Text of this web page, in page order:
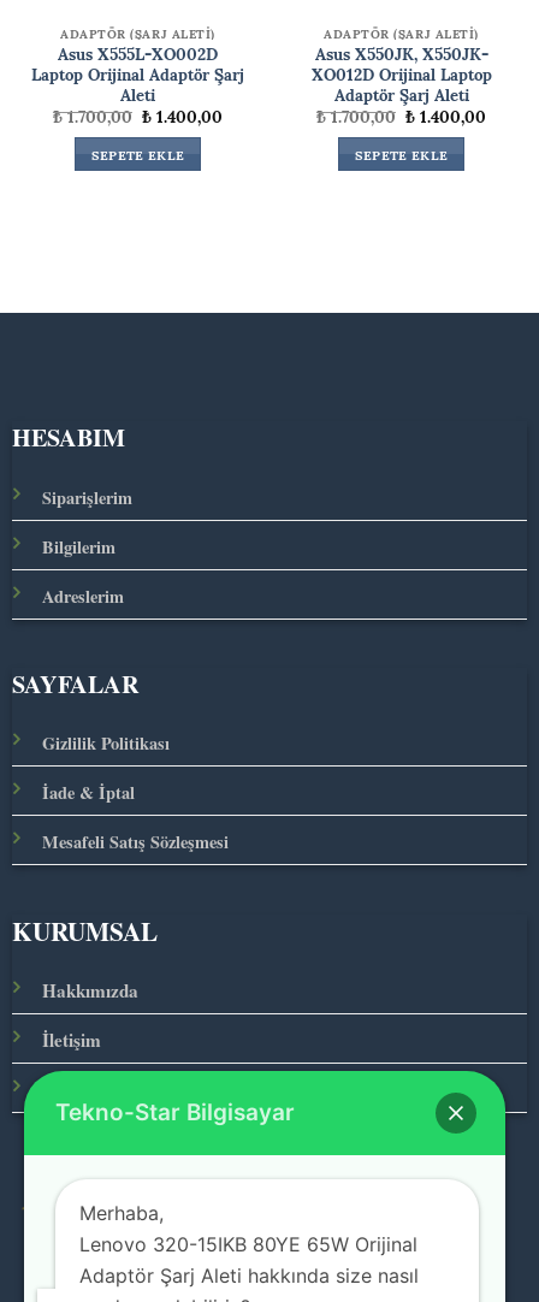
ADAPTÖR (ŞARJ ALETİ)
Asus X555L-XO002D
Laptop Orijinal Adaptör Şarj
Aleti
₺1.700,00Orijinal
fiyat:
₺ 1.700,00.
₺1.400,00
SEPETE EKLE
ADAPTÖR (ŞARJ ALETİ)
Asus X550JK, X550JK-
XO012D Orijinal Laptop
Adaptör Şarj Aleti
₺1.700,00Orijinal
fiyat:
₺ 1.700,00.
₺1.400,00
SEPETE EKLE
HESABIM
Siparişlerim
Bilgilerim
Adreslerim
SAYFALAR
Gizlilik Politikası
İade & İptal
Mesafeli Satış Sözleşmesi
KURUMSAL
Hakkımızda
İletişim
© 2026 Teknolojinin Starı
Tekno-Star Bilgisayar
Merhaba,
Lenovo 320-15IKB 80YE 65W Orijinal
Adaptör Şarj Aleti hakkında size nasıl